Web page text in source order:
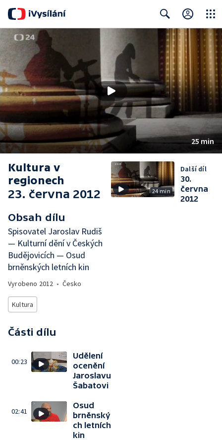
Search Close
25 min
Kultura v
regionech
23. června 2012
Obsah dílu
Spisovatel Jaroslav Rudiš
— Kulturní dění v Českých
Budějovicích — Osud
brněnských letních kin
Vyrobeno 2012 • Česko
Kultura
Části dílu
00:23
Udělení
ocenění
Jaroslavu
Šabatovi
02:41
Osud
brněnský
ch letních
kin
24 min
Další díl
30.
června
2012